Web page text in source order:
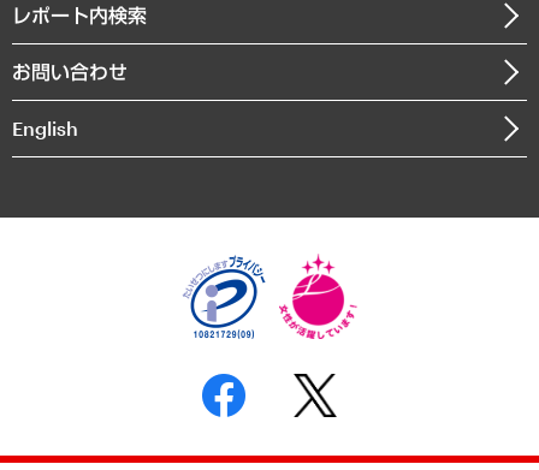
まちづくり・観光・交通・スポーツ・スマートシティ
自然資源・農林水産業・食料システム
沿革
組織図・本部部室紹介
インドネシア現地法人
個人情報保護方針
反社会的勢力に対する基本方針
書面による個人情報の開示等の請求の手続きについて
レポート内検索
お問い合わせ
English